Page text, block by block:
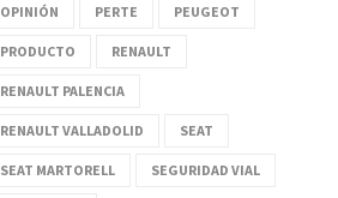
OPINIÓN PERTE PEUGEOT
PRODUCTO RENAULT
RENAULT PALENCIA
RENAULT VALLADOLID SEAT
SEAT MARTORELL SEGURIDAD VIAL